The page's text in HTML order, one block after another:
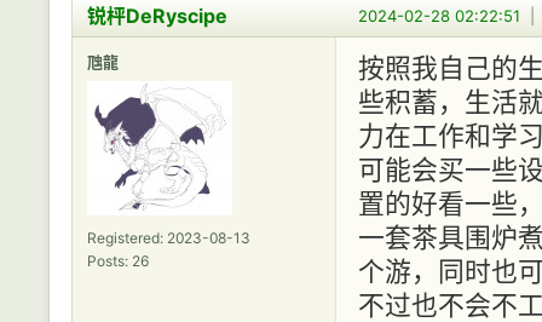
2024-02-28 02:22:51
锐枰DeRyscipe
虺龍
Registered: 2023-08-13
Posts: 26
按照我自己的
些积蓄，生活
力在工作和学
可能会买一些
置的好看一些
一套茶具围炉
个游，同时也
不过也不会不